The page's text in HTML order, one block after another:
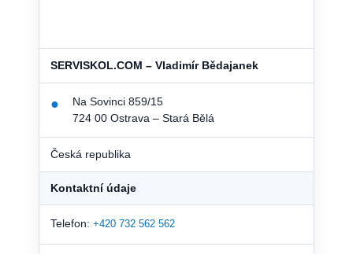
SERVISKOL.COM – Vladimír Bědajanek
●
Na Sovinci 859/15
724 00 Ostrava – Stará Bělá
Česká republika
Kontaktní údaje
Telefon: +420 732 562 562